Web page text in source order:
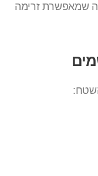
שמאפשרת זרימה